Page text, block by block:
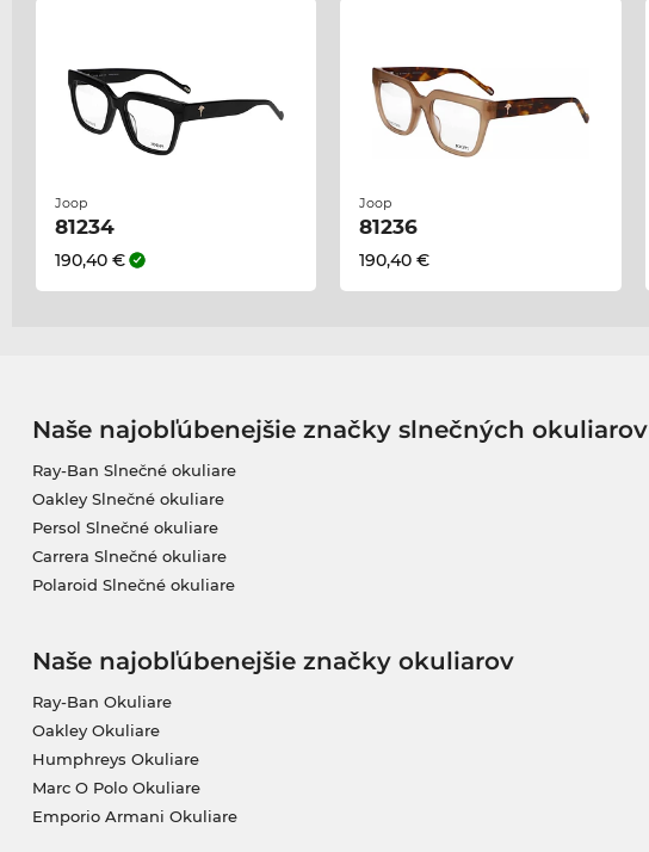
Joop
81234
190,40 €
Joop
81236
190,40 €
Naše najobľúbenejšie značky slnečných okuliarov
Ray-Ban Slnečné okuliare
Oakley Slnečné okuliare
Persol Slnečné okuliare
Carrera Slnečné okuliare
Polaroid Slnečné okuliare
Naše najobľúbenejšie značky okuliarov
Ray-Ban Okuliare
Oakley Okuliare
Humphreys Okuliare
Marc O Polo Okuliare
Emporio Armani Okuliare